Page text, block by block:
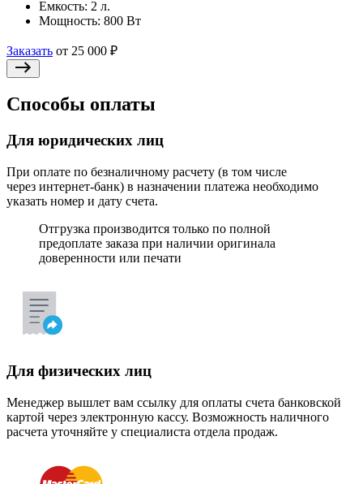
Емкость: 2 л.
Мощность: 800 Вт
Заказать от 25 000 ₽
Способы оплаты
Для юридических лиц
При оплате по безналичному расчету (в том числе
через интернет-банк) в назначении платежа необходимо
указать номер и дату счета.
Отгрузка производится только по полной
предоплате заказа при наличии оригинала
доверенности или печати
Для физических лиц
Менеджер вышлет вам ссылку для оплаты счета банковской
картой через электронную кассу. Возможность наличного
расчета уточняйте у специалиста отдела продаж.